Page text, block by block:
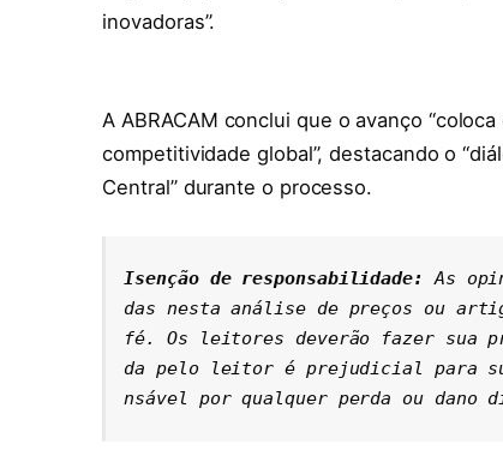
inovadoras”.
A ABRACAM conclui que o avanço
competitividade global”, destacando o
Central” durante o processo.
Isenção de responsabilidade: As
das nesta análise de preços ou
fé. Os leitores deverão fazer sua
da pelo leitor é prejudicial para
nsável por qualquer perda ou